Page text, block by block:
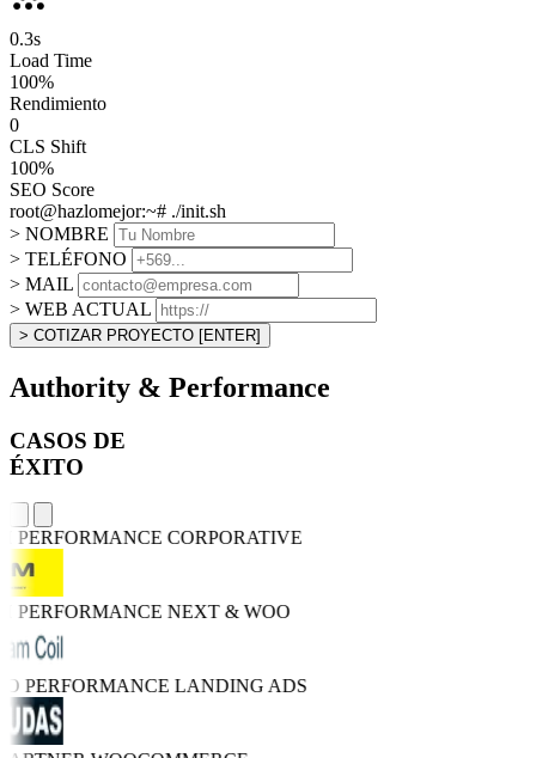
0.3s
Load Time
100%
Rendimiento
0
CLS Shift
100%
SEO Score
root@hazlomejor:~# ./init.sh
> NOMBRE
> TELÉFONO
> MAIL
> WEB ACTUAL
> COTIZAR PROYECTO [ENTER]
Authority & Performance
CASOS DE
ÉXITO
PERFORMANCECORPORATIVE
PERFORMANCENEXT & WOO
PERFORMANCELANDING ADS